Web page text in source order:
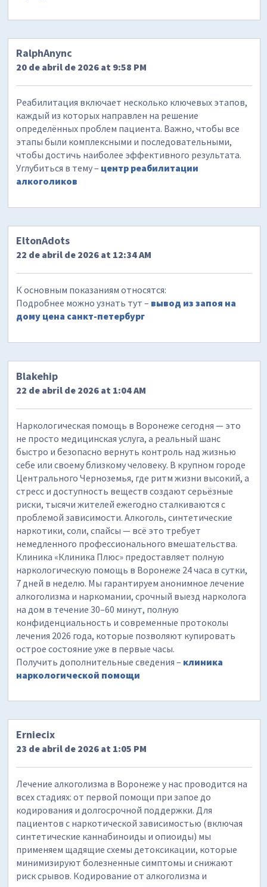
RalphAnync
20 de abril de 2026 at 9:58 PM
Реабилитация включает несколько ключевых этапов,
каждый из которых направлен на решение
определённых проблем пациента. Важно, чтобы все
этапы были комплексными и последовательными,
чтобы достичь наиболее эффективного результата.
Углубиться в тему – центр реабилитации
алкоголиков
EltonAdots
22 de abril de 2026 at 12:34 AM
К основным показаниям относятся:
Подробнее можно узнать тут – вывод из запоя на
дому цена санкт-петербург
Blakehip
22 de abril de 2026 at 1:04 AM
Наркологическая помощь в Воронеже сегодня — это
не просто медицинская услуга, а реальный шанс
быстро и безопасно вернуть контроль над жизнью
себе или своему близкому человеку. В крупном городе
Центрального Черноземья, где ритм жизни высокий, а
стресс и доступность веществ создают серьёзные
риски, тысячи жителей ежегодно сталкиваются с
проблемой зависимости. Алкоголь, синтетические
наркотики, соли, спайсы — всё это требует
немедленного профессионального вмешательства.
Клиника «Клиника Плюс» предоставляет полную
наркологическую помощь в Воронеже 24 часа в сутки,
7 дней в неделю. Мы гарантируем анонимное лечение
алкоголизма и наркомании, срочный выезд нарколога
на дом в течение 30–60 минут, полную
конфиденциальность и современные протоколы
лечения 2026 года, которые позволяют купировать
острое состояние уже в первые часы.
Получить дополнительные сведения – клиника
наркологической помощи
Erniecix
23 de abril de 2026 at 1:05 PM
Лечение алкоголизма в Воронеже у нас проводится на
всех стадиях: от первой помощи при запое до
кодирования и долгосрочной поддержки. Для
пациентов с наркотической зависимостью (включая
синтетические каннабиноиды и опиоиды) мы
применяем щадящие схемы детоксикации, которые
минимизируют болезненные симптомы и снижают
риск срывов. Кодирование от алкоголизма и